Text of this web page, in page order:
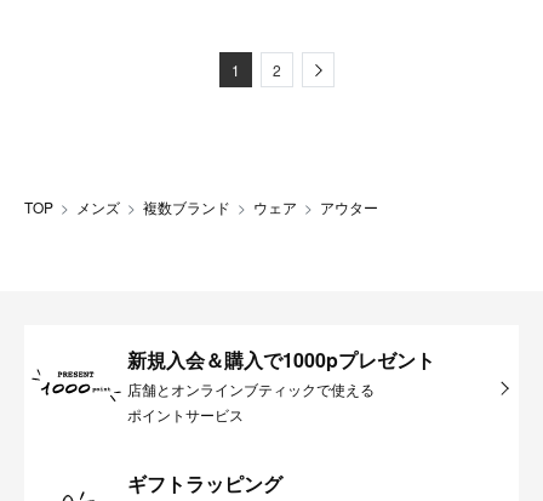
1 2 Next
TOP メンズ 複数ブランド ウェア アウター
新規入会＆購入で1000pプレゼント
店舗とオンラインブティックで使える
ポイントサービス
ギフトラッピング